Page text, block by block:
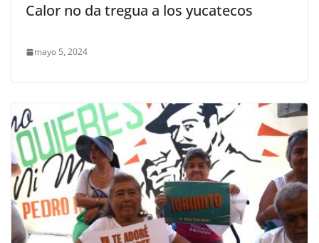
Calor no da tregua a los yucatecos
mayo 5, 2024